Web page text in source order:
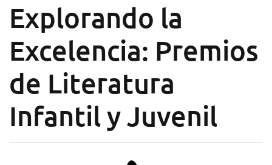
Explorando la
Excelencia: Premios
de Literatura
Infantil y Juvenil